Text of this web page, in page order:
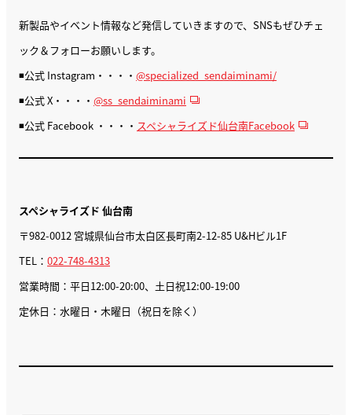
新製品やイベント情報など発信していきますので、SNSもぜひチェ
ック＆フォローお願いします。
◾️公式 Instagram・・・・ @specialized_sendaiminami/
◾️公式 X・・・・ @ss_sendaiminami
◾️公式 Facebook ・・・・ スペシャライズド仙台南Facebook
スペシャライズド 仙台南
〒982-0012 宮城県仙台市太白区長町南2-12-85 U&Hビル1F
TEL： 022-748-4313
営業時間：平日12:00-20:00、土日祝12:00-19:00
定休日：水曜日・木曜日（祝日を除く）